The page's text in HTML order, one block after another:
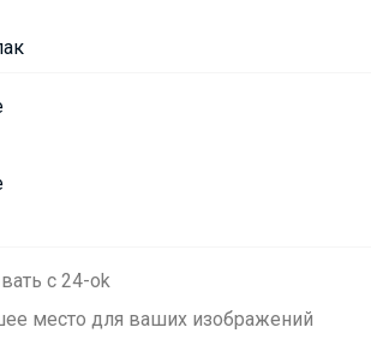
с 24-ok
место для ваших изображений